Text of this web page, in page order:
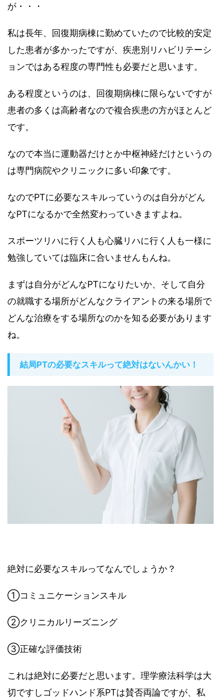
が・・・
私は長年、回復期病棟に勤めていたので比較的安定
した患者が多かったですが、疾患別リハビリテーシ
ョンではある程度の専門性も必要だと思います。
ある程度というのは、回復期病棟に限らないですが
患者の多くは高齢者なので複合疾患の方がほとんど
です。
なので本当に運動器だけとか中枢神経だけというの
は専門病院やクリニックに多い印象です。
なのでPTに必要なスキルっていうのは自分がどん
なPTになるかで全然変わっていきますよね。
スポーツリハに行く人も心臓リハに行く人も一様に
勉強していては臨床に合いませんもんね。
まずは自分がどんなPTになりたいか、そして自分
の就職する場所がどんなクライアントの来る場所で
どんな治療をする場所なのかを知る必要があります
ね。
結局PTの必要なスキルって絶対はないんかい！
絶対に必要なスキルってなんでしょうか？
①コミュニケーションスキル
②クリニカルリーズニング
③正確な評価技術
これは絶対に必要だと思います。理学療法科学は大
切ですしゴッドハンド系PTは賛否両論ですが、私